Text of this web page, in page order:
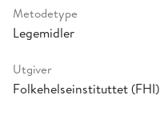
Metodetype
Legemidler
Utgiver
Folkehelseinstituttet (FHI)